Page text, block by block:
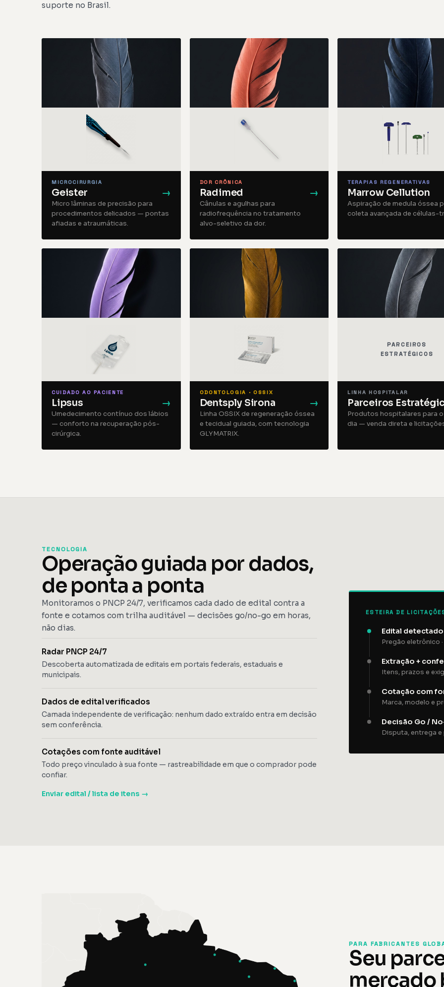
suporte no Brasil.
MICROCIRURGIA
Geister →
Micro lâminas de precisão para
procedimentos delicados — pontas
afiadas e atraumáticas.
DOR CRÔNICA
Radimed →
Cânulas e agulhas para
radiofrequência no tratamento
alvo-seletivo da dor.
TERAPIAS REGENERATIVAS
Marrow Cellution
Aspiração de medula óssea
coleta avançada de células-
CUIDADO AO PACIENTE
Lipsus →
Umedecimento contínuo dos lábios
— conforto na recuperação pós-
cirúrgica.
ODONTOLOGIA · OSSIX
Dentsply Sirona →
Linha OSSIX de regeneração óssea
e tecidual guiada, com tecnologia
GLYMATRIX.
PARCEIROS
ESTRATÉGICOS
LINHA HOSPITALAR
Parceiros
Produtos hospitalares para o
dia — venda direta e
TECNOLOGIA
Operação guiada por dados,
de ponta a ponta
Monitoramos o PNCP 24/7, verificamos cada dado de edital contra a
fonte e cotamos com trilha auditável — decisões go/no-go em horas,
não dias.
Radar PNCP 24/7
Descoberta automatizada de editais em portais federais, estaduais e
municipais.
Dados de edital verificados
Camada independente de verificação: nenhum dado extraído entra em decisão
sem conferência.
Cotações com fonte auditável
Todo preço vinculado à sua fonte — rastreabilidade em que o comprador pode
confiar.
Enviar edital / lista de itens →
ESTEIRA DE
Edital
Pregão eletrônico
Extração +
Itens, prazos e
Cotação com
Marca, modelo e
Decisão Go /
Disputa, entrega
PARA FABRICANTES
Seu
mercado